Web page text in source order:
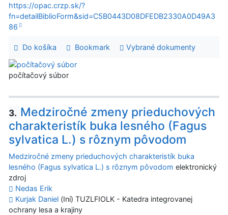
https://opac.crzp.sk/?
fn=detailBiblioForm&sid=C5B0443D08DFEDB2330A0D49A3
86
Do košíka Bookmark Vybrané dokumenty
počítačový súbor
3. Medziročné zmeny prieduchových
charakteristík buka lesného (Fagus
sylvatica L.) s rôznym pôvodom
Medziročné zmeny prieduchových charakteristík buka
lesného (Fagus sylvatica L.) s rôznym pôvodom elektronický
zdroj
Nedas Erik
Kurjak Daniel (Iní) TUZLFIOLK - Katedra integrovanej
ochrany lesa a krajiny